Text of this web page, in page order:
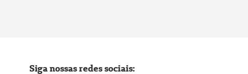
Siga nossas redes sociais: